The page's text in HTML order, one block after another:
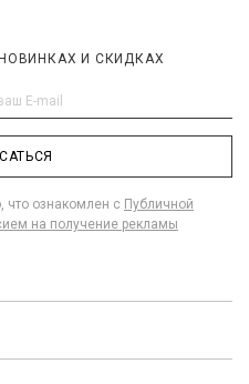
И СКИДКАХ
что ознакомлен с Публичной
на получение рекламы